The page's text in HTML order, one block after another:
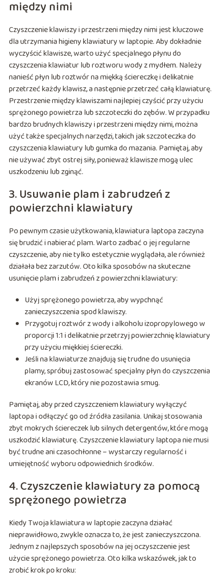
między nimi
Czyszczenie klawiszy i przestrzeni między nimi jest kluczowe
dla utrzymania higieny klawiatury w laptopie. Aby dokładnie
wyczyścić klawisze, warto użyć specjalnego płynu do
czyszczenia klawiatur lub roztworu wody z mydłem. Należy
nanieść płyn lub roztwór na miękką ściereczkę i delikatnie
przetrzeć każdy klawisz, a następnie przetrzeć całą klawiaturę.
Przestrzenie między klawiszami najlepiej czyścić przy użyciu
sprężonego powietrza lub szczoteczki do zębów. W przypadku
bardzo brudnych klawiszy i przestrzeni między nimi, można
użyć także specjalnych narzędzi, takich jak szczoteczka do
czyszczenia klawiatury lub gumka do mazania. Pamiętaj, aby
nie używać zbyt ostrej siły, ponieważ klawisze mogą ulec
uszkodzeniu lub zginąć.
3. Usuwanie plam i zabrudzeń z
powierzchni klawiatury
Po pewnym czasie użytkowania, klawiatura laptopa zaczyna
się brudzić i nabierać plam. Warto zadbać o jej regularne
czyszczenie, aby nie tylko estetycznie wyglądała, ale również
działała bez zarzutów. Oto kilka sposobów na skuteczne
usunięcie plam i zabrudzeń z powierzchni klawiatury:
Użyj sprężonego powietrza, aby wypchnąć
zanieczyszczenia spod klawiszy.
Przygotuj roztwór z wody i alkoholu izopropylowego w
proporcji 1:1 i delikatnie przetrzyj powierzchnię klawiatury
przy użyciu miękkiej ściereczki.
Jeśli na klawiaturze znajdują się trudne do usunięcia
plamy, spróbuj zastosować specjalny płyn do czyszczenia
ekranów LCD, który nie pozostawia smug.
Pamiętaj, aby przed czyszczeniem klawiatury wyłączyć
laptopa i odłączyć go od źródła zasilania. Unikaj stosowania
zbyt mokrych ściereczek lub silnych detergentów, które mogą
uszkodzić klawiaturę. Czyszczenie klawiatury laptopa nie musi
być trudne ani czasochłonne – wystarczy regularność i
umiejętność wyboru odpowiednich środków.
4. Czyszczenie klawiatury za pomocą
sprężonego powietrza
Kiedy Twoja klawiatura w laptopie zaczyna działać
nieprawidłowo, zwykle oznacza to, że jest zanieczyszczona.
Jednym z najlepszych sposobów na jej oczyszczenie jest
użycie sprężonego powietrza. Oto kilka wskazówek, jak to
zrobić krok po kroku: